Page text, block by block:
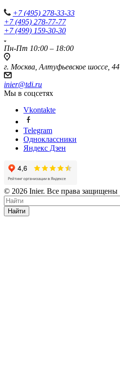
+7 (495) 278-33-33
+7 (495) 278-77-77
+7 (499) 159-30-30
Пн-Пт 10:00 – 18:00
г. Москва, Алтуфьевское шоссе, 44
inier@tdi.ru
Мы в соцсетях
Vkontakte
Telegram
Одноклассники
Яндекс Дзен
© 2026 Inier. Все права защищены
Найти